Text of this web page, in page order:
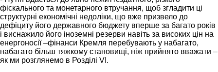
фіскального та монетарного втручання, щоб згладити ці
структурні економічні недоліки, що вже призвело до
дефіциту його державного бюджету вперше за багато років
і виснажило його іноземні резерви навіть за високих цін на
енергоносії –фінанси Кремля перебувають у набагато,
набагато більш тяжкому становищі, ніж прийнято вважати –
як ми розглянемо в Розділі VI.